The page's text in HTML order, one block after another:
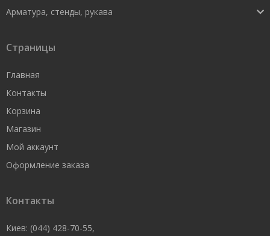
Арматура, стенды, рукава
Страницы
Главная
Контакты
Корзина
Магазин
Мой аккаунт
Оформление заказа
Контакты
Киев: (044) 428-70-55,